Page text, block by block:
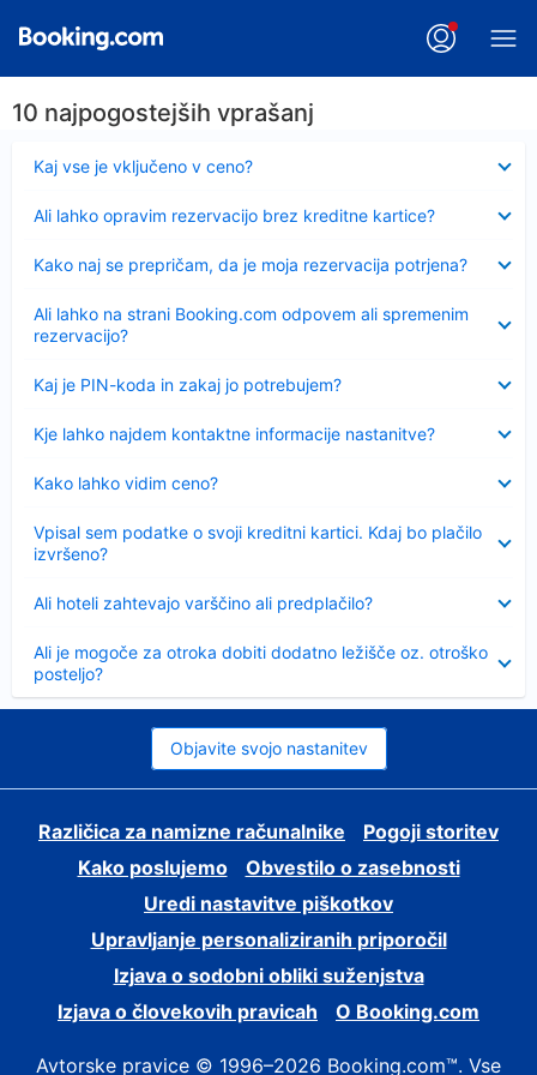
10 najpogostejših vprašanj
Kaj vse je vključeno v ceno?
Ali lahko opravim rezervacijo brez kreditne kartice?
Kako naj se prepričam, da je moja rezervacija potrjena?
Ali lahko na strani Booking.com odpovem ali spremenim
rezervacijo?
Kaj je PIN-koda in zakaj jo potrebujem?
Kje lahko najdem kontaktne informacije nastanitve?
Kako lahko vidim ceno?
Vpisal sem podatke o svoji kreditni kartici. Kdaj bo plačilo
izvršeno?
Ali hoteli zahtevajo varščino ali predplačilo?
Ali je mogoče za otroka dobiti dodatno ležišče oz. otroško
posteljo?
Objavite svojo nastanitev
Različica za namizne računalnike
Pogoji storitev
Kako poslujemo
Obvestilo o zasebnosti
Uredi nastavitve piškotkov
Upravljanje personaliziranih priporočil
Izjava o sodobni obliki suženjstva
Izjava o človekovih pravicah
O Booking.com
Avtorske pravice © 1996–2026 Booking.com™. Vse